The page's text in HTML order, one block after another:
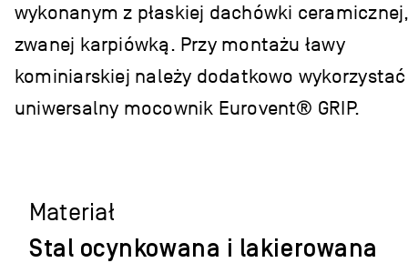
wykonanym z płaskiej dachówki
zwanej karpiówką. Przy montażu ławy
kominiarskiej należy dodatkowo wykorzystać
uniwersalny mocownik Eurovent® GRIP.
Materiał
Stal ocynkowana i lakierowana